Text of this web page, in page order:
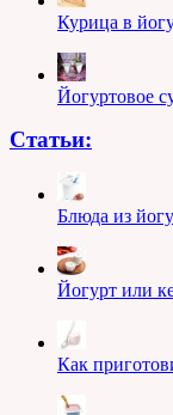
Курица в
Йогуртовое
Статьи:
Блюда из
Йогурт или
Как